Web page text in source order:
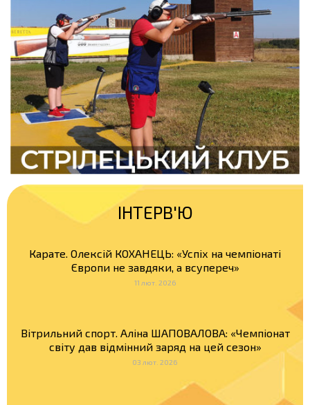
ІНТЕРВ'Ю
Карате. Олексій КОХАНЕЦЬ: «Успіх на чемпіонаті
Європи не завдяки, а всупереч»
11 лют. 2026
Вітрильний спорт. Аліна ШАПОВАЛОВА: «Чемпіонат
світу дав відмінний заряд на цей сезон»
03 лют. 2026